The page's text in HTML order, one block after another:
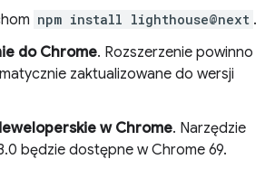
npm install lighthouse@next .
do Chrome. Rozszerzenie powinno
zaktualizowane do wersji
w Chrome. Narzędzie
będzie dostępne w Chrome 69.